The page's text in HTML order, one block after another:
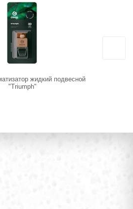
жидкий подвесной
"Triumph"